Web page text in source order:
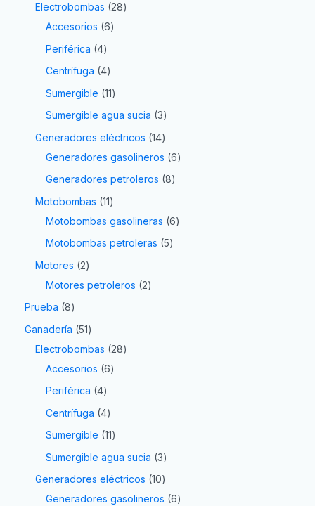
Electrobombas
28
Accesorios 6
Periférica 4
Centrífuga 4
Sumergible 11
Sumergible agua sucia 3
Generadores eléctricos 14
Generadores gasolineros 6
Generadores petroleros 8
Motobombas 11
Motobombas gasolineras 6
Motobombas petroleras 5
Motores
2
Motores petroleros
2
Prueba 8
Ganadería 51
Electrobombas
28
Accesorios 6
Periférica 4
Centrífuga 4
Sumergible 11
Sumergible agua sucia 3
Generadores eléctricos 10
Generadores gasolineros 6